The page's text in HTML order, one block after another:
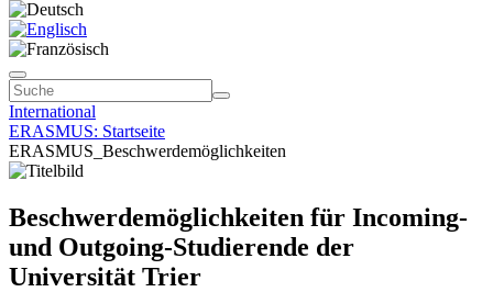
International
ERASMUS: Startseite
ERASMUS_Beschwerdemöglichkeiten
Beschwerdemöglichkeiten für Incoming-
und Outgoing-Studierende der
Universität Trier